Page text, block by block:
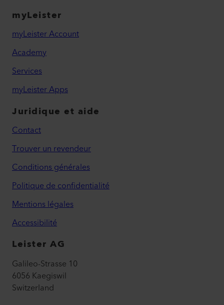
myLeister
myLeister Account
Academy
Services
myLeister Apps
Juridique et aide
Contact
Trouver un revendeur
Conditions générales
Politique de confidentialité
Mentions légales
Accessibilité
Leister AG
Galileo-Strasse 10
6056 Kaegiswil
Switzerland